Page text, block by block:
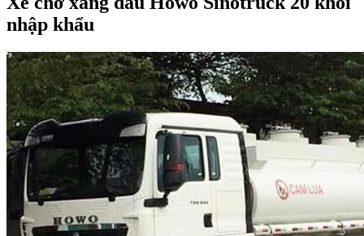
nhập khẩu